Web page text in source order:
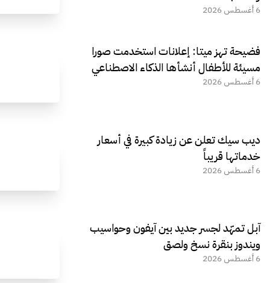
6 أغسطس 2026
فضيحة تهز ميتا: إعلانات استخدمت صورا
مسيئة للأطفال أنشأها الذكاء الاصطناعي
6 أغسطس 2026
ديب سيك تعلن عن زيادة كبيرة في أسعار
خدماتها قريباً
6 أغسطس 2026
آبل تمهّد لجسر جديد بين آيفون وحواسيب
ويندوز بنقرة نسخ ولصق
6 أغسطس 2026